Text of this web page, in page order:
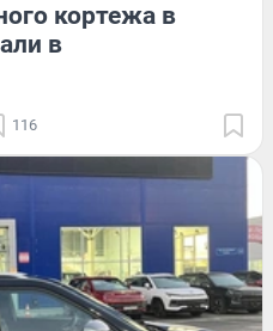
кортежа в
в
116